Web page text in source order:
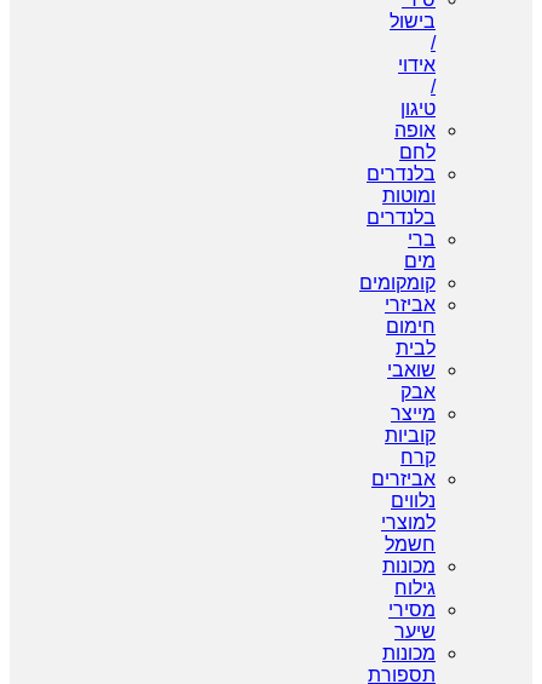
בישול
/
אידוי
/
טיגון
אופה
לחם
בלנדרים
ומוטות
בלנדרים
ברי
מים
קומקומים
אביזרי
חימום
לבית
שואבי
אבק
מייצר
קוביות
קרח
אביזרים
נלווים
למוצרי
חשמל
מכונות
גילוח
מסירי
שיער
מכונות
תספורת